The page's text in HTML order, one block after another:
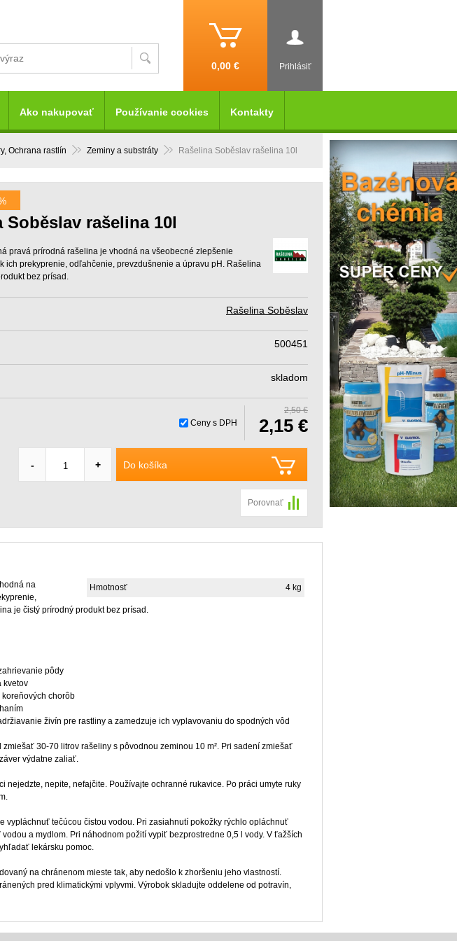
Prihlásiť
0,00 €
Ochrana rastlín Zeminy a substráty Rašelina Soběslav rašelina 10l
Soběslav rašelina 10l
pravá prírodná rašelina je vhodná na všeobecné zlepšenie
ich prekyprenie, odľahčenie, prevzdušnenie a úpravu pH. Rašelina
bez prísad.
Rašelina Soběslav
500451
skladom
Ceny s DPH
2,50 €
2,15 €
Do košíka
- +
Porovnať
Hmotnosť 4 kg
na
je čistý prírodný produkt bez prísad.
pôdy
kvetov
chorôb
živín pre rastliny a zamedzuje ich vyplavovaniu do spodných vôd
30-70 litrov rašeliny s pôvodnou zeminou 10 m². Pri sadení zmiešať
výdatne zaliať.
nejedzte, nepite, nefajčite. Používajte ochranné rukavice. Po práci umyte ruky
vypláchnuť tečúcou čistou vodou. Pri zasiahnutí pokožky rýchlo opláchnuť
a mydlom. Pri náhodnom požití vypiť bezprostredne 0,5 l vody. V ťažších
lekársku pomoc.
na chránenom mieste tak, aby nedošlo k zhoršeniu jeho vlastností.
pred klimatickými vplyvmi. Výrobok skladujte oddelene od potravín,
Ako nakupovať Používanie cookies Kontakty